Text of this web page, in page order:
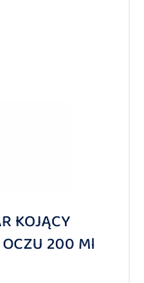
KOJĄCY
200 Ml